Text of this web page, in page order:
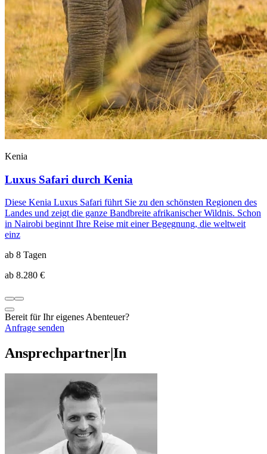
Kenia
Luxus Safari durch Kenia
Diese Kenia Luxus Safari führt Sie zu den schönsten Regionen des
Landes und zeigt die ganze Bandbreite afrikanischer Wildnis. Schon
in Nairobi beginnt Ihre Reise mit einer Begegnung, die weltweit
einz
ab 8 Tagen
ab 8.280 €
Bereit für Ihr eigenes Abenteuer?
Anfrage senden
Ansprechpartner|In